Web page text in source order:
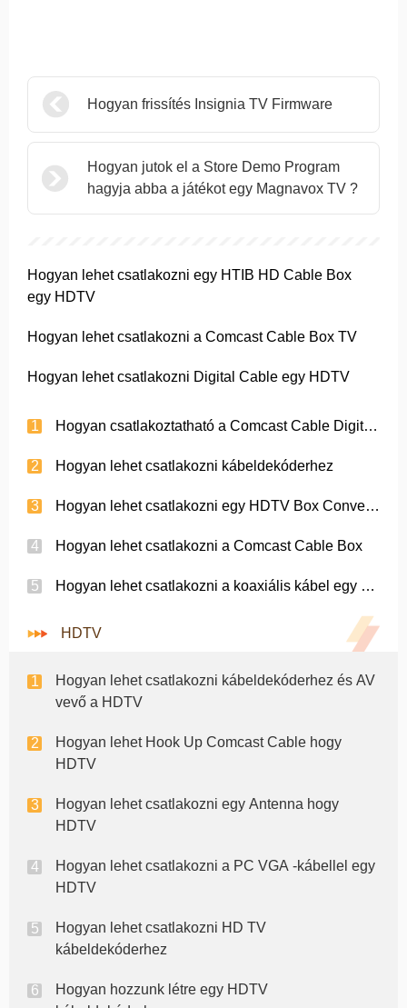
Hogyan frissítés Insignia TV Firmware
Hogyan jutok el a Store Demo Program
hagyja abba a játékot egy Magnavox TV ?
Hogyan lehet csatlakozni egy HTIB HD Cable Box
egy HDTV
Hogyan lehet csatlakozni a Comcast Cable Box TV
Hogyan lehet csatlakozni Digital Cable egy HDTV
Hogyan csatlakoztatható a Comcast Cable Digitális TV ?
Hogyan lehet csatlakozni kábeldekóderhez
Hogyan lehet csatlakozni egy HDTV Box Converter
Hogyan lehet csatlakozni a Comcast Cable Box
Hogyan lehet csatlakozni a koaxiális kábel egy HDTV
HDTV
Hogyan lehet csatlakozni kábeldekóderhez és AV
vevő a HDTV
Hogyan lehet Hook Up Comcast Cable hogy
HDTV
Hogyan lehet csatlakozni egy Antenna hogy
HDTV
Hogyan lehet csatlakozni a PC VGA -kábellel egy
HDTV
Hogyan lehet csatlakozni HD TV
kábeldekóderhez
Hogyan hozzunk létre egy HDTV